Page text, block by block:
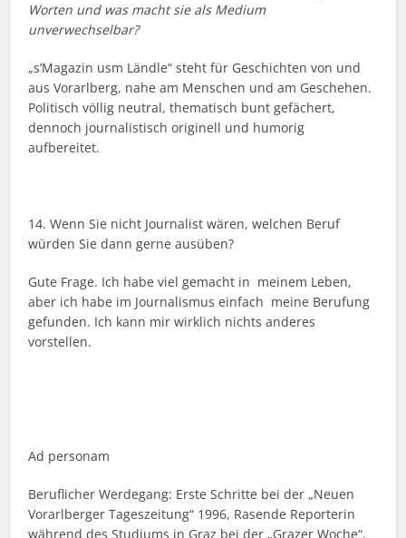
Worten und was macht sie als Medium
unverwechselbar?
„s’Magazin usm Ländle“ steht für Geschichten von und
aus Vorarlberg, nahe am Menschen und am Geschehen.
Politisch völlig neutral, thematisch bunt gefächert,
dennoch journalistisch originell und humorig
aufbereitet.
14. Wenn Sie nicht Journalist wären, welchen Beruf
würden Sie dann gerne ausüben?
Gute Frage. Ich habe viel gemacht in meinem Leben,
aber ich habe im Journalismus einfach meine Berufung
gefunden. Ich kann mir wirklich nichts anderes
vorstellen.
Ad personam
Beruflicher Werdegang: Erste Schritte bei der „Neuen
Vorarlberger Tageszeitung“ 1996, Rasende Reporterin
während des Studiums in Graz bei der „Grazer Woche“,